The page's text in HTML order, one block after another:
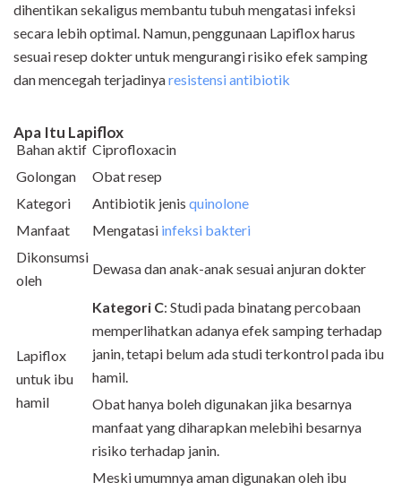
dihentikan sekaligus membantu tubuh mengatasi infeksi
secara lebih optimal. Namun, penggunaan Lapiflox harus
sesuai resep dokter untuk mengurangi risiko efek samping
dan mencegah terjadinyaresistensi antibiotik
Apa Itu Lapiflox
Bahan aktif Ciprofloxacin
Golongan
Obat resep
Kategori
Antibiotik jenis quinolone
Manfaat
Mengatasi infeksi bakteri
Dikonsumsi
oleh
Dewasa dan anak-anak sesuai anjuran dokter
Lapiflox
untuk ibu
hamil
Kategori C: Studi pada binatang percobaan
memperlihatkan adanya efek samping terhadap
janin, tetapi belum ada studi terkontrol pada ibu
hamil.
Obat hanya boleh digunakan jika besarnya
manfaat yang diharapkan melebihi besarnya
risiko terhadap janin.
Meski umumnya aman digunakan oleh ibu